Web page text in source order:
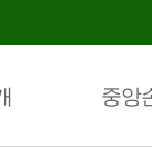
중앙